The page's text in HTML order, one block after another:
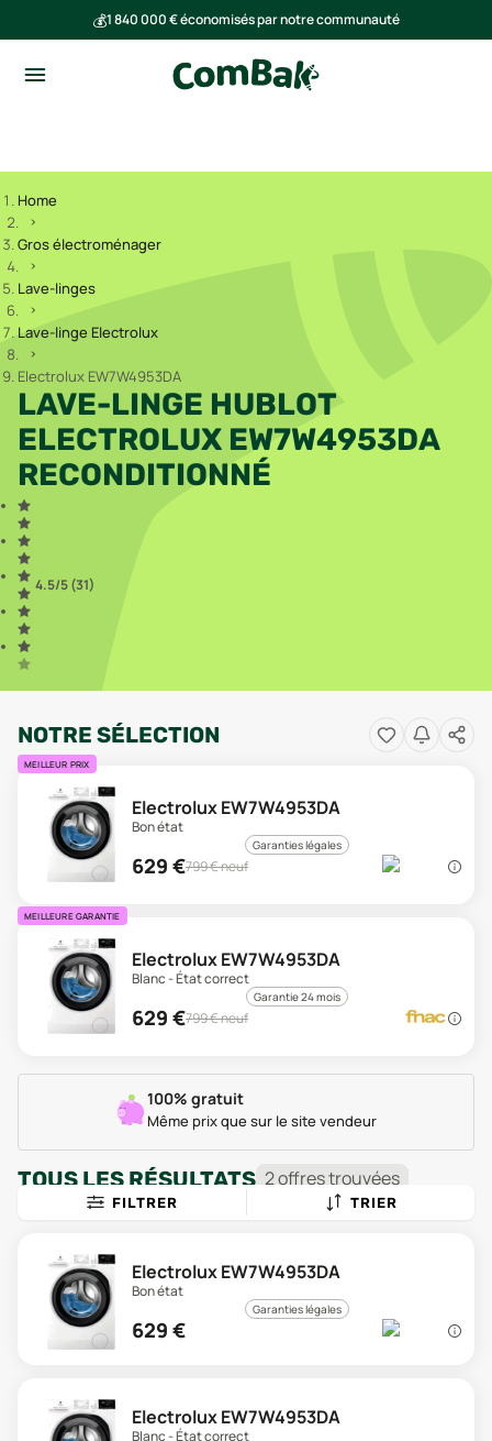
💰1 840 000 € économisés par notre communauté
Home
Gros électroménager
Lave-linges
Lave-linge Electrolux
Electrolux EW7W4953DA
LAVE-LINGE HUBLOT
ELECTROLUX EW7W4953DA
RECONDITIONNÉ
4.5/5 (31)
NOTRE SÉLECTION
MEILLEUR PRIX
Electrolux EW7W4953DA
Bon état
Garanties légales
629 €799€ neuf
MEILLEURE GARANTIE
Electrolux EW7W4953DA
Blanc - État correct
Garantie 24 mois
629 €799€ neuf
100% gratuit
Même prix que sur le site vendeur
TOUS LES RÉSULTATS 2offrestrouvées
FILTRER TRIER
Electrolux EW7W4953DA
Bon état
Garanties légales
629 €
Electrolux EW7W4953DA
Blanc - État correct